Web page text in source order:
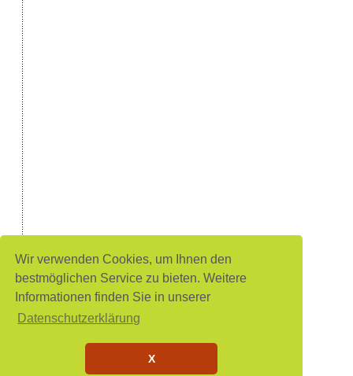
Wir verwenden Cookies, um Ihnen den
bestmöglichen Service zu bieten. Weitere
Informationen finden Sie in unserer
Datenschutzerklärung
X